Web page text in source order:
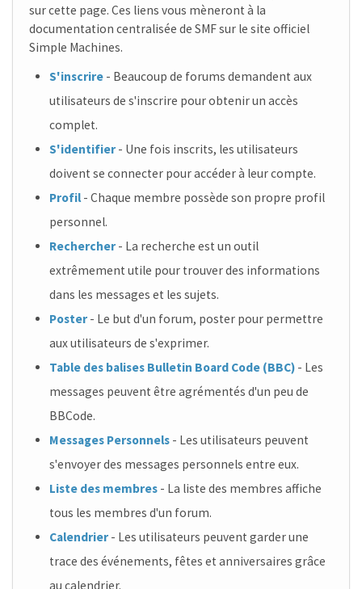
sur cette page. Ces liens vous mèneront à la
documentation centralisée de SMF sur le site officiel
Simple Machines.
S'inscrire - Beaucoup de forums demandent aux
utilisateurs de s'inscrire pour obtenir un accès
complet.
S'identifier - Une fois inscrits, les utilisateurs
doivent se connecter pour accéder à leur compte.
Profil- Chaque membre possède son propre profil
personnel.
Rechercher - La recherche est un outil
extrêmement utile pour trouver des informations
dans les messages et les sujets.
Poster - Le but d'un forum, poster pour permettre
aux utilisateurs de s'exprimer.
Table des balises Bulletin Board Code (BBC) - Les
messages peuvent être agrémentés d'un peu de
BBCode.
Messages Personnels - Les utilisateurs peuvent
s'envoyer des messages personnels entre eux.
Liste des membres - La liste des membres affiche
tous les membres d'un forum.
Calendrier - Les utilisateurs peuvent garder une
trace des événements, fêtes et anniversaires grâce
au calendrier.